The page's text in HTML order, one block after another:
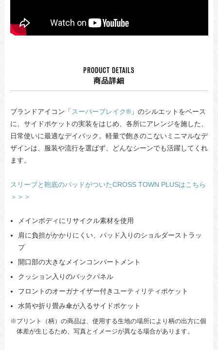
PRODUCT DETAILS
商品詳細
ブランドアイコン「 スーパーブレイク®」のシルエットをベース
に、サイドポケットの実装をはじめ、各所にアレンジを施した、
日常使いに最適なデイパック。軽量で飽きのこないミニマルなデ
ザインは、服装や流行を選ばず、どんなシーンでも活躍してくれ
ます。
スリーブと鞄底のパッドがついたCROSS TOWN PLUSはこちら
＞＞＞
メインボディにリサイクル素材を使用
肩に負担がかかりにくい、パッド入りのショルダーストラッ
プ
開口部の大きなメインコンパートメント
クッション入りのバックパネル
フロントのオーガナイザー付きユーティリティポケット
水筒や折り畳み傘が入るサイドポケット
※プリント（柄）の商品は、使用する生地の場所により柄の出方に個
体差が生じるため、写真とイメージが異なる場合があります。